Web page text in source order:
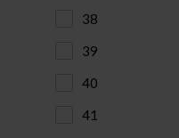
38
39
40
41